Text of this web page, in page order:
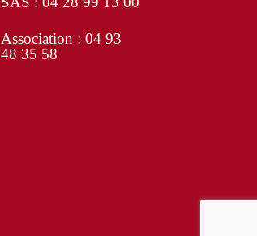
Association : 04 93
48 35 58